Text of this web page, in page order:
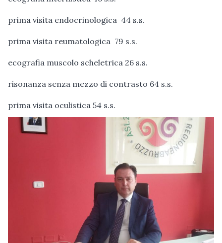
prima visita endocrinologica 44 s.s.
prima visita reumatologica 79 s.s.
ecografia muscolo scheletrica 26 s.s.
risonanza senza mezzo di contrasto 64 s.s.
prima visita oculistica 54 s.s.